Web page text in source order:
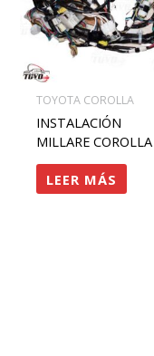
TOYOTA COROLLA
INSTALACIÓN
MILLARE COROLLA
LEER MÁS